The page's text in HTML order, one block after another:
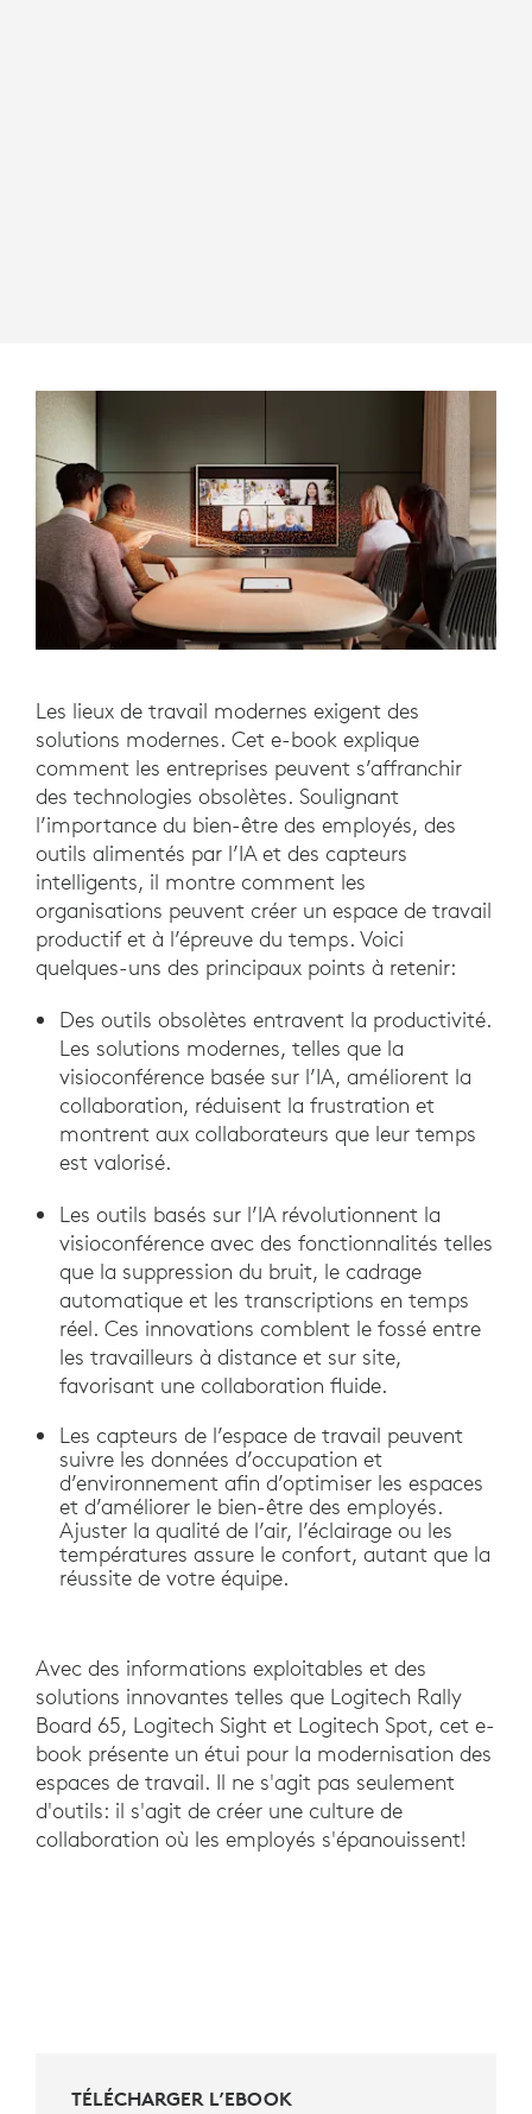
Les lieux de travail modernes exigent des
solutions modernes. Cet e-book explique
comment les entreprises peuvent s’affranchir
des technologies obsolètes. Soulignant
l’importance du bien-être des employés, des
outils alimentés par l’IA et des capteurs
intelligents, il montre comment les
organisations peuvent créer un espace de travail
productif et à l’épreuve du temps. Voici
quelques-uns des principaux points à retenir:
Des outils obsolètes entravent la productivité.
Les solutions modernes, telles que la
visioconférence basée sur l’IA, améliorent la
collaboration, réduisent la frustration et
montrent aux collaborateurs que leur temps
est valorisé.
Les outils basés sur l’IA révolutionnent la
visioconférence avec des fonctionnalités telles
que la suppression du bruit, le cadrage
automatique et les transcriptions en temps
réel. Ces innovations comblent le fossé entre
les travailleurs à distance et sur site,
favorisant une collaboration fluide.
Les capteurs de l’espace de travail peuvent
suivre les données d’occupation et
d’environnement afin d’optimiser les espaces
et d’améliorer le bien-être des employés.
Ajuster la qualité de l’air, l’éclairage ou les
températures assure le confort, autant que la
réussite de votre équipe.
Avec des informations exploitables et des
solutions innovantes telles que Logitech Rally
Board 65, Logitech Sight et Logitech Spot, cet e-
book présente un étui pour la modernisation des
espaces de travail. Il ne s'agit pas seulement
d'outils: il s'agit de créer une culture de
collaboration où les employés s'épanouissent!
TÉLÉCHARGER L’EBOOK